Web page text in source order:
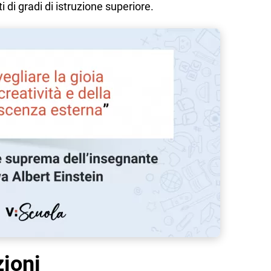
di gradi di istruzione superiore.